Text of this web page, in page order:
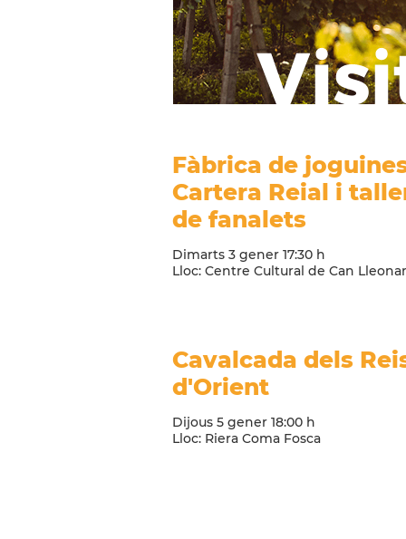
Fàbrica de
Cartera Reial i
de fanalets
Dimarts 3 gener 17:30 h
Lloc: Centre Cultural de Can
Cavalcada dels
d'Orient
Dijous 5 gener 18:00 h
Lloc: Riera Coma Fosca